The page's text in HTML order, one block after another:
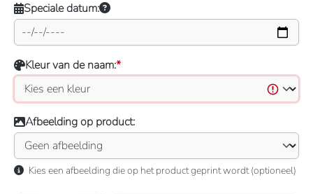
Speciale datum:
Kleur van de naam:*
Afbeelding op product:
Kies een afbeelding die op het product geprint wordt (optioneel)